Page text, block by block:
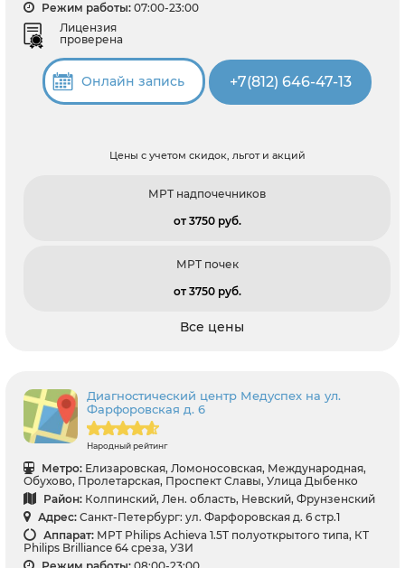
Режим работы: 07:00-23:00
Лицензия
проверена
Онлайн запись +7(812) 646-47-13
Цены с учетом скидок, льгот и акций
МРТ надпочечников
от 3750 pуб.
МРТ почек
от 3750 pуб.
Все цены
Диагностический центр Медуспех на ул.
Фарфоровская д. 6
Народный рейтинг
Метро: Елизаровская, Ломоносовская, Международная,
Обухово, Пролетарская, Проспект Славы, Улица Дыбенко
Район: Колпинский, Лен. область, Невский, Фрунзенский
Адрес: Санкт-Петербург: ул. Фарфоровская д. 6 стр.1
Аппарат: МРТ Philips Achieva 1.5T полуоткрытого типа, КТ
Philips Brilliance 64 среза, УЗИ